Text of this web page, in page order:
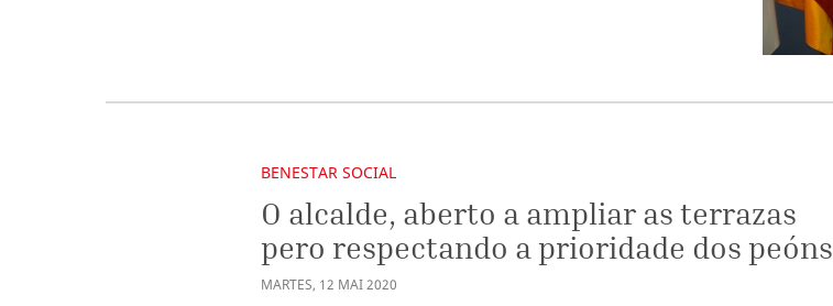
BENESTAR SOCIAL
O alcalde, aberto a ampliar as terrazas
pero respectando a prioridade dos peóns
MARTES, 12 MAI2020